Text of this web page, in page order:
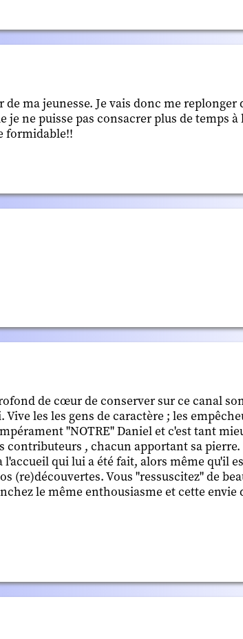
ma jeunesse. Je vais donc me replonger
ne puisse pas consacrer plus de temps à
formidable!!
de cœur de conserver sur ce canal
les les gens de caractère ; les
"NOTRE" Daniel et c'est tant
contributeurs , chacun apportant sa
qui lui a été fait, alors même qu'il
(re)découvertes. Vous "ressuscitez" de
le même enthousiasme et cette envie